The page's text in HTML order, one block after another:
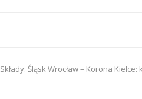
Składy: Śląsk Wrocław – Korona